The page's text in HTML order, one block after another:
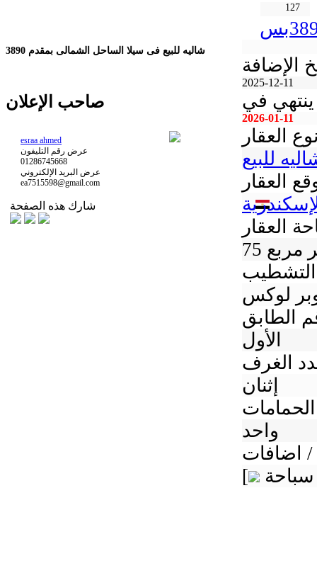
127
الإضافة
2025-12-11
ينتهي في
2026-01-11
العقار
للبيع
العقار
العقار
مربع
لوكس
الطابق
الأول
الغرف
إثنان
واحد
اضافات
[
شاليه للبيع فى سيلا الساحل الشمالى بمقدم 3890
صاحب الإعلان
esraa ahmed
عرض رقم التليفون
01286745668
عرض البريد الإلكتروني
ea7515598@gmail.com
شارك هذه الصفحة